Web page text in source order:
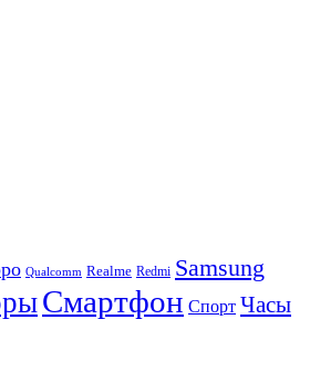
Qualcomm Realme Redmi Samsung
Смартфон Спорт Часы